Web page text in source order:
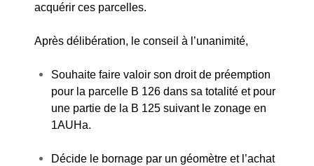
acquérir ces parcelles.
Après délibération, le conseil à l’unanimité,
Souhaite faire valoir son droit de préemption
pour la parcelle B 126 dans sa totalité et pour
une partie de la B 125 suivant le zonage en
1AUHa.
Décide le bornage par un géomètre et l’achat